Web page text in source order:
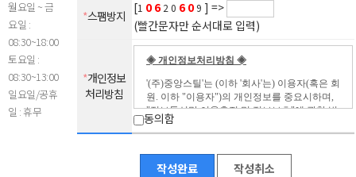
월요일 ~ 금
요일 :
08:30~18:00
토요일 :
08:30~13:00
일요일/공휴
일 : 휴무
*스팸방지
[1 0 6 20 6 09 ] =>
(빨간문자만 순서대로 입력)
*개인정보
처리방침
동의함
작성완료 작성취소